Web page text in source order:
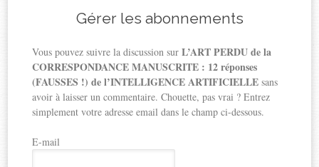
Gérer les abonnements
Vous pouvez suivre la discussion surL’ART PERDU de la
CORRESPONDANCE MANUSCRITE : 12 réponses
(FAUSSES !) de l’INTELLIGENCE ARTIFICIELLE sans
avoir à laisser un commentaire. Chouette, pas vrai ? Entrez
simplement votre adresse email dans le champ ci-dessous.
E-mail